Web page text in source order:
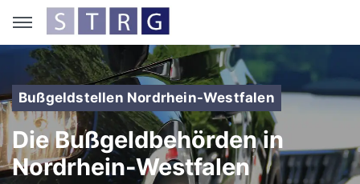
Bußgeldstellen Nordrhein-Westfalen
Die Bußgeldbehörden in
Nordrhein-Westfalen